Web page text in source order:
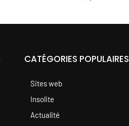
CATÉGORIES POPULAIRES
Sites web
Insolite
Actualité